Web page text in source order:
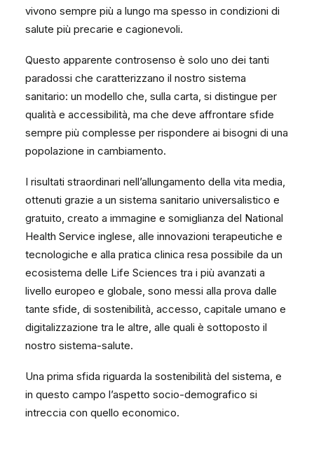
vivono sempre più a lungo ma spesso in condizioni di
salute più precarie e cagionevoli.
Questo apparente controsenso è solo uno dei tanti
paradossi che caratterizzano il nostro sistema
sanitario: un modello che, sulla carta, si distingue per
qualità e accessibilità, ma che deve affrontare sfide
sempre più complesse per rispondere ai bisogni di una
popolazione in cambiamento.
I risultati straordinari nell’allungamento della vita media,
ottenuti grazie a un sistema sanitario universalistico e
gratuito, creato a immagine e somiglianza del National
Health Service inglese, alle innovazioni terapeutiche e
tecnologiche e alla pratica clinica resa possibile da un
ecosistema delle Life Sciences tra i più avanzati a
livello europeo e globale, sono messi alla prova dalle
tante sfide, di sostenibilità, accesso, capitale umano e
digitalizzazione tra le altre, alle quali è sottoposto il
nostro sistema-salute.
Una prima sfida riguarda la sostenibilità del sistema, e
in questo campo l’aspetto socio-demografico si
intreccia con quello economico.